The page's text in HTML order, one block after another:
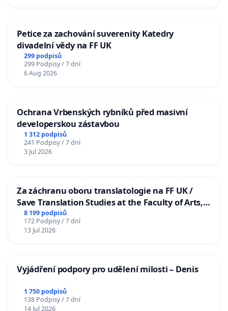
Petice za zachování suverenity Katedry
divadelní vědy na FF UK
299 podpisů
299 Podpisy / 7 dní
6 Aug 2026
Ochrana Vrbenských rybníků před masivní
developerskou zástavbou
1 312 podpisů
241 Podpisy / 7 dní
3 Jul 2026
Za záchranu oboru translatologie na FF UK /
Save Translation Studies at the Faculty of Arts,
Charles University
8 199 podpisů
172 Podpisy / 7 dní
13 Jul 2026
Vyjádření podpory pro udělení milosti – Denis
1 750 podpisů
138 Podpisy / 7 dní
14 Jul 2026